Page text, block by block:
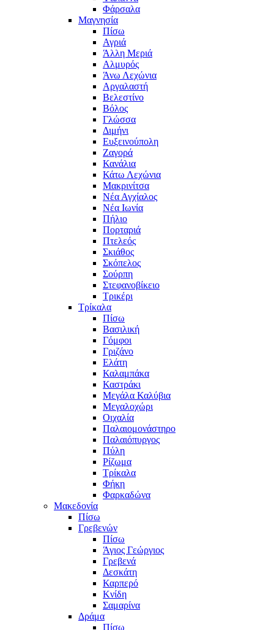
Φάρσαλα
Μαγνησία
Πίσω
Αγριά
Άλλη Μεριά
Αλμυρός
Άνω Λεχώνια
Αργαλαστή
Βελεστίνο
Βόλος
Γλώσσα
Διμήνι
Ευξεινούπολη
Ζαγορά
Κανάλια
Κάτω Λεχώνια
Μακρινίτσα
Νέα Αγχίαλος
Νέα Ιωνία
Πήλιο
Πορταριά
Πτελεός
Σκιάθος
Σκόπελος
Σούρπη
Στεφανοβίκειο
Τρικέρι
Τρίκαλα
Πίσω
Βασιλική
Γόμφοι
Γριζάνο
Ελάτη
Καλαμπάκα
Καστράκι
Μεγάλα Καλύβια
Μεγαλοχώρι
Οιχαλία
Παλαιομονάστηρο
Παλαιόπυργος
Πύλη
Ρίζωμα
Τρίκαλα
Φήκη
Φαρκαδώνα
Μακεδονία
Πίσω
Γρεβενών
Πίσω
Άγιος Γεώργιος
Γρεβενά
Δεσκάτη
Καρπερό
Κνίδη
Σαμαρίνα
Δράμα
Πίσω